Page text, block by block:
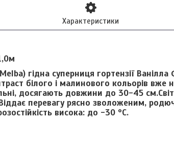
Характеристики
гідна суперниця гортензії
білого і малинового кольорів вже
досягають довжини до 30-45
перевагу рясно зволоженим,
висока: до -30 ºC.